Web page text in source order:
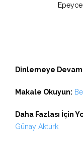
Dinlemeye
Makale Okuyun:
Daha Fazlası İçin
Günay Aktürk